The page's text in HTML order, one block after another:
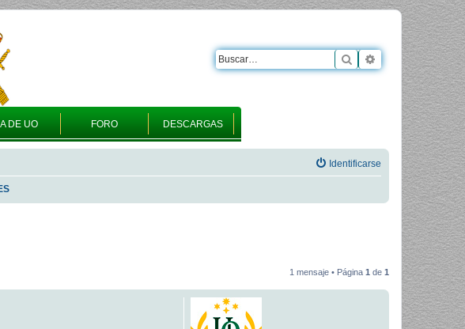
DE UO FORO DESCARGAS
Buscar Búsqueda
Identificarse
1 mensaje • Página 1 de 1